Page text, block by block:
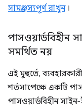
সামঞ্জস্যপূর্ণ রাখুন।
পাসওয়ার্ডবিহীন
সমর্থিত নয়
এই মুহুর্তে,
শর্তসাপেক্ষে একটি
পাসওয়ার্ডবিহীন